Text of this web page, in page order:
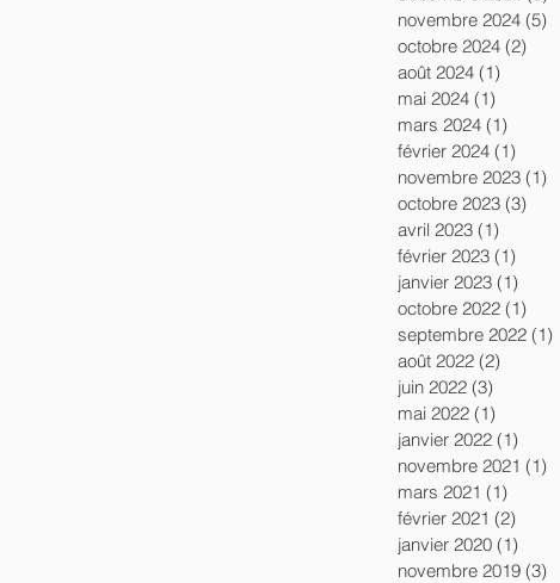
novembre 2024 (5)
octobre 2024 (2)
août 2024 (1)
mai 2024 (1)
mars 2024 (1)
février 2024 (1)
novembre 2023 (1)
octobre 2023 (3)
avril 2023 (1)
février 2023 (1)
janvier 2023 (1)
octobre 2022 (1)
septembre 2022 (1)
août 2022 (2)
juin 2022 (3)
mai 2022 (1)
janvier 2022 (1)
novembre 2021 (1)
mars 2021 (1)
février 2021 (2)
janvier 2020 (1)
novembre 2019 (3)